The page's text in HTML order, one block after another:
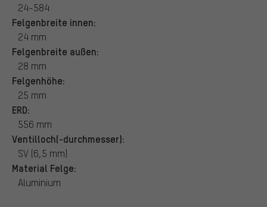
24-584
Felgenbreite innen:
24 mm
Felgenbreite außen:
28 mm
Felgenhöhe:
25 mm
ERD:
556 mm
Ventilloch(-durchmesser):
SV (6,5 mm)
Material Felge:
Aluminium